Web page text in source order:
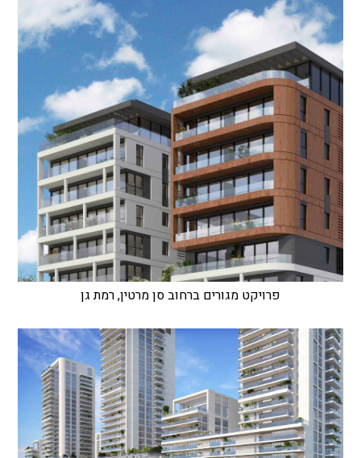
פרויקט מגורים ברחוב סן מרטין, רמת גן